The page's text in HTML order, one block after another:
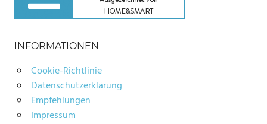
INFORMATIONEN
Cookie-Richtlinie
Datenschutzerklärung
Empfehlungen
Impressum